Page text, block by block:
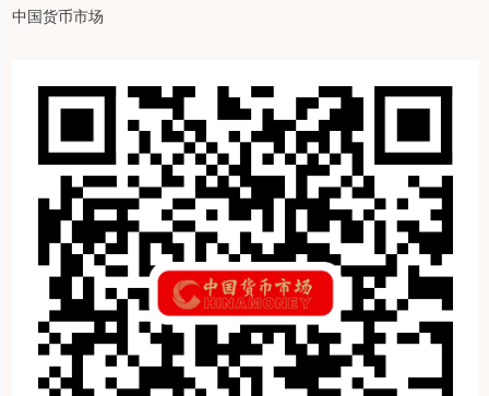
中国货币市场